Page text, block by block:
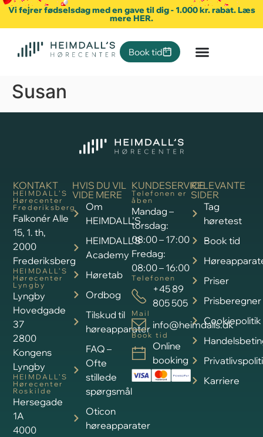
Vi fejrer fødselsdag med en gave til dig - 1.000 kr. rabat. Læs
mere HER.
Book tid
Susan
KONTAKT
HEIMDALL’S
Hørecenter
Frederiksberg
Falkonér Alle
15, 1. th,
2000
Frederiksberg
HEIMDALL’S
Hørecenter
Lyngby
Lyngby
Hovedgade
37
2800
Kongens
Lyngby
HEIMDALL’S
Hørecenter
Roskilde
Hersegade
1A
4000
RELEVANTE
SIDER
Tag
høretest
Book tid
Priser
Prisberegner
Cookiepolitik
Karriere
HVIS DU VIL
VIDE MERE
Om
HEIMDALL’S
HEIMDALL’S
Academy
Høretab
Ordbog
Tilskud til
høreapparater
FAQ –
Ofte
stillede
spørgsmål
Oticon
høreapparater
KUNDESERVICE
Telefonen er
åben
Mandag –
torsdag:
08:00 – 17:00
Fredag:
08:00 – 16:00
Telefonen
+45 89
805 505
Mail
info@heimdalls.dk
Book tid
Online
booking